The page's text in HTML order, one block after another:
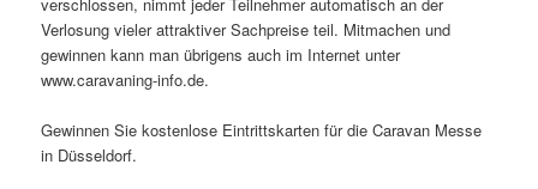
Verlosung vieler attraktiver Sachpreise teil. Mitmachen und
gewinnen kann man übrigens auch im Internet unter
www.caravaning-info.de.
Gewinnen Sie kostenlose Eintrittskarten für die Caravan Messe
in Düsseldorf.